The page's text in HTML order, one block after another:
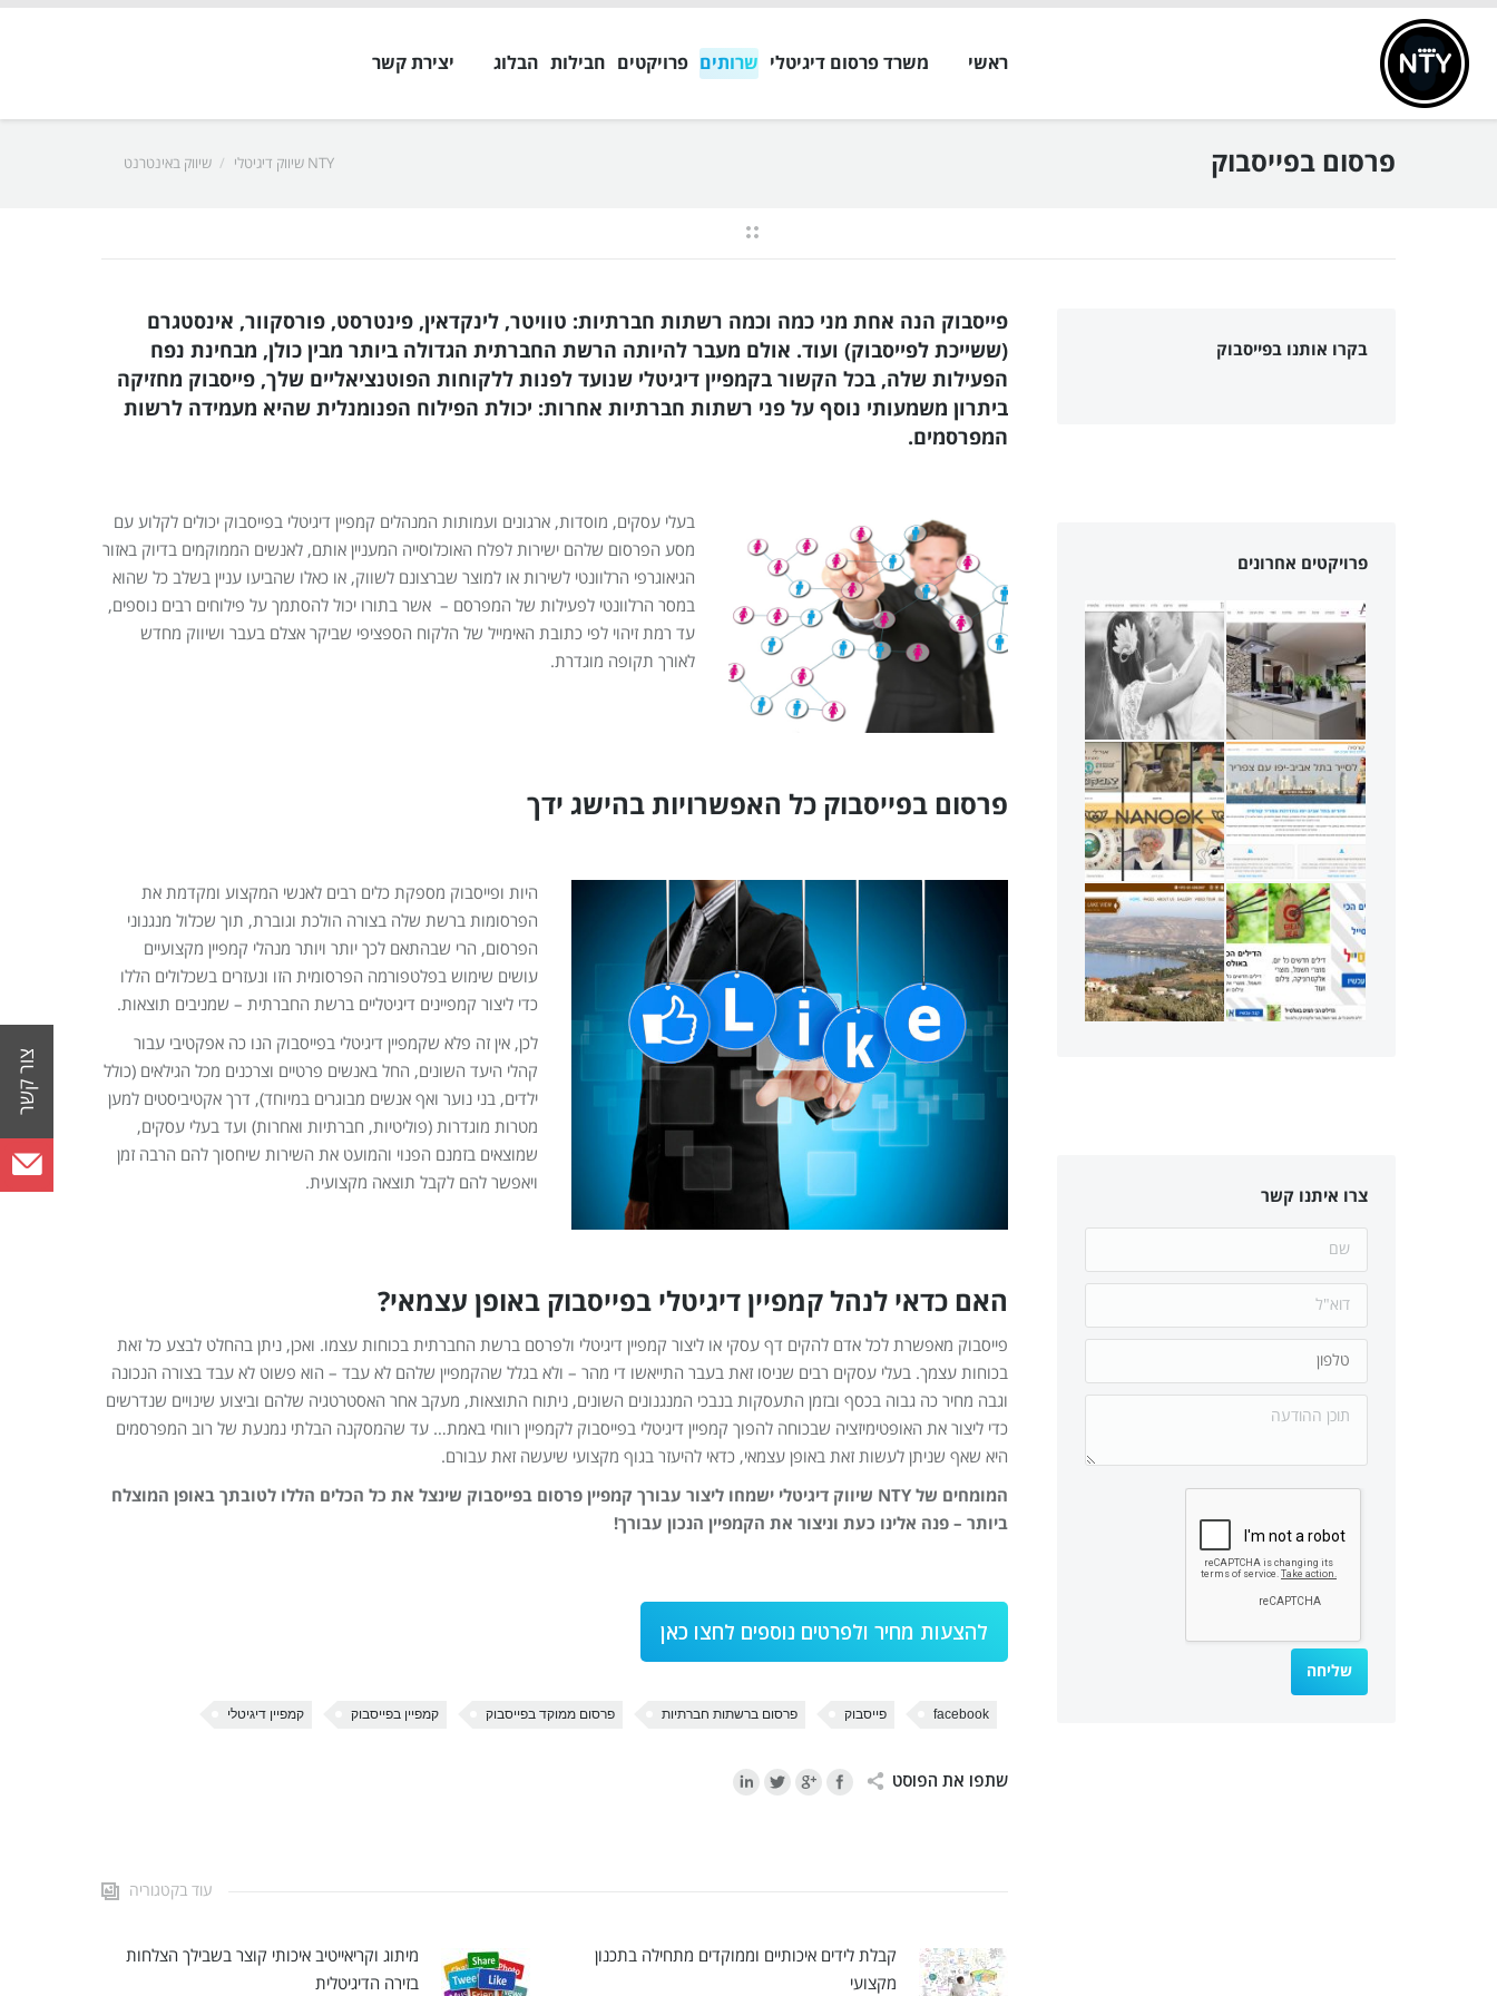
ראשי משרד פרסום דיגיטלי שרותים פרויקטים חבילות הבלוג יצירת קשר
פרסום בפייסבוק NTY שיווק דיגיטלי שיווק באינטרנט
פייסבוק הנה אחת מני כמה וכמה רשתות חברתיות: טוויטר, לינקדאין, פינטרסט, פורסקוור, אינסטגרם
(ששייכת לפייסבוק) ועוד. אולם מעבר להיותה הרשת החברתית הגדולה ביותר מבין כולן, מבחינת נפח
הפעילות שלה, בכל הקשור בקמפיין דיגיטלי שנועד לפנות ללקוחות הפוטנציאליים שלך, פייסבוק מחזיקה
ביתרון משמעותי נוסף על פני רשתות חברתיות אחרות: יכולת הפילוח הפנומנלית שהיא מעמידה לרשות
המפרסמים.
בעלי עסקים, מוסדות, ארגונים ועמותות המנהלים קמפיין דיגיטלי בפייסבוק יכולים לקלוע עם
מסע הפרסום שלהם ישירות לפלח האוכלוסייה המעניין אותם, לאנשים הממוקמים בדיוק באזור
הגיאוגרפי הרלוונטי לשירות או למוצר שברצונם לשווק, או כאלו שהביעו עניין בשלב כל שהוא
במסר הרלוונטי לפעילות של המפרסם – אשר בתורו יכול להסתמך על פילוחים רבים נוספים,
עד רמת זיהוי לפי כתובת האימייל של הלקוח הספציפי שביקר אצלם בעבר ושיווק מחדש
לאורך תקופה מוגדרת.
פרסום בפייסבוק כל האפשרויות בהישג ידך
היות ופייסבוק מספקת כלים רבים לאנשי המקצוע ומקדמת את
הפרסומות ברשת שלה בצורה הולכת וגוברת, תוך שכלול מנגנוני
הפרסום, הרי שבהתאם לכך יותר ויותר מנהלי קמפיין מקצועיים
עושים שימוש בפלטפורמה הפרסומית הזו ונעזרים בשכלולים הללו
כדי ליצור קמפיינים דיגיטליים ברשת החברתית – שמניבים תוצאות.
לכן, אין זה פלא שקמפיין דיגיטלי בפייסבוק הנו כה אפקטיבי עבור
קהלי היעד השונים, החל באנשים פרטיים וצרכנים מכל הגילאים (כולל
ילדים, בני נוער ואף אנשים מבוגרים במיוחד), דרך אקטיביסטים למען
מטרות מוגדרות (פוליטיות, חברתיות ואחרות) ועד בעלי עסקים,
שמוצאים בזמנם הפנוי והמועט את השירות שיחסוך להם הרבה זמן
ויאפשר להם לקבל תוצאה מקצועית.
האם כדאי לנהל קמפיין דיגיטלי בפייסבוק באופן עצמאי?
פייסבוק מאפשרת לכל אדם להקים דף עסקי או ליצור קמפיין דיגיטלי ולפרסם ברשת החברתית בכוחות עצמו. ואכן, ניתן בהחלט לבצע כל זאת
בכוחות עצמך. בעלי עסקים רבים שניסו זאת בעבר התייאשו די מהר – ולא בגלל שהקמפיין שלהם לא עבד – הוא פשוט לא עבד בצורה הנכונה
וגבה מחיר כה גבוה בכסף ובזמן התעסקות בנבכי המנגנונים השונים, ניתוח התוצאות, מעקב אחר האסטרטגיה שלהם וביצוע שינויים שנדרשים
כדי ליצור את האופטימיזציה שבכוחה להפוך קמפיין דיגיטלי בפייסבוק לקמפיין רווחי באמת… עד שהמסקנה הבלתי נמנעת של רוב המפרסמים
היא שאף שניתן לעשות זאת באופן עצמאי, כדאי להיעזר בגוף מקצועי שיעשה זאת עבורם.
המומחים של NTY שיווק דיגיטלי ישמחו ליצור עבורך קמפיין פרסום בפייסבוק שינצל את כל הכלים הללו לטובתך באופן המוצלח
ביותר – פנה אלינו כעת וניצור את הקמפיין הנכון עבורך!
להצעות מחיר ולפרטים נוספים לחצו כאן
facebook פייסבוק פרסום ברשתות חברתיות פרסום ממוקד בפייסבוק קמפיין בפייסבוק קמפיין דיגיטלי
שתפו את הפוסט
עוד בקטגוריה
קבלת לידים איכותיים וממוקדים מתחילה בתכנון
מקצועי
מיתוג וקריאייטיב איכותי קוצר בשבילך הצלחות
בזירה הדיגיטלית
בקרו אותנו בפייסבוק
פרויקטים אחרונים
צרו איתנו קשר